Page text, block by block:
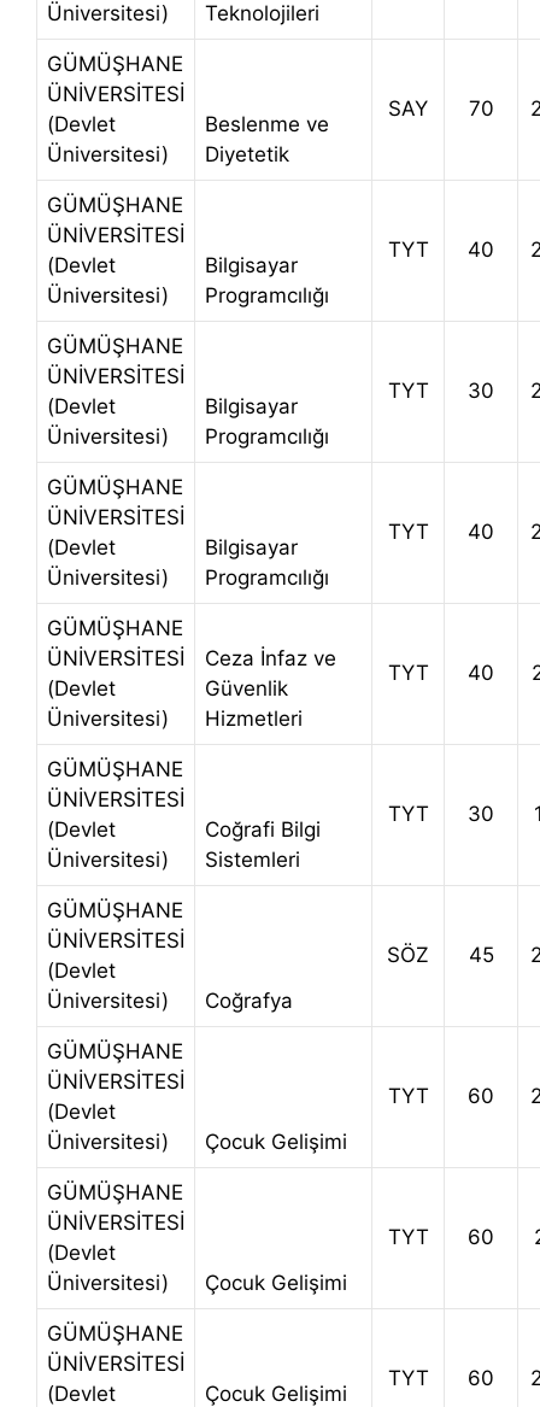
Üniversitesi)
Teknolojileri
GÜMÜŞHANE
ÜNİVERSİTESİ
(Devlet
Üniversitesi)
Beslenme ve
Diyetetik
SAY 70
GÜMÜŞHANE
ÜNİVERSİTESİ
(Devlet
Üniversitesi)
Bilgisayar
Programcılığı
TYT 40
GÜMÜŞHANE
ÜNİVERSİTESİ
(Devlet
Üniversitesi)
Bilgisayar
Programcılığı
TYT 30
GÜMÜŞHANE
ÜNİVERSİTESİ
(Devlet
Üniversitesi)
Bilgisayar
Programcılığı
TYT 40
GÜMÜŞHANE
ÜNİVERSİTESİ
(Devlet
Üniversitesi)
Ceza İnfaz ve
Güvenlik
Hizmetleri
TYT 40
GÜMÜŞHANE
ÜNİVERSİTESİ
(Devlet
Üniversitesi)
Coğrafi Bilgi
Sistemleri
TYT 30
GÜMÜŞHANE
ÜNİVERSİTESİ
(Devlet
Üniversitesi)
Coğrafya
SÖZ 45
GÜMÜŞHANE
ÜNİVERSİTESİ
(Devlet
Üniversitesi)
Çocuk Gelişimi
TYT 60
GÜMÜŞHANE
ÜNİVERSİTESİ
(Devlet
Üniversitesi)
Çocuk Gelişimi
TYT 60
GÜMÜŞHANE
ÜNİVERSİTESİ
(Devlet
Çocuk Gelişimi
TYT 60